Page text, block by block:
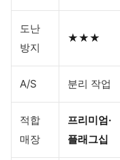
도난
방지
★★★
A/S 분리 작업
적합
매장
프리미엄·
플래그십